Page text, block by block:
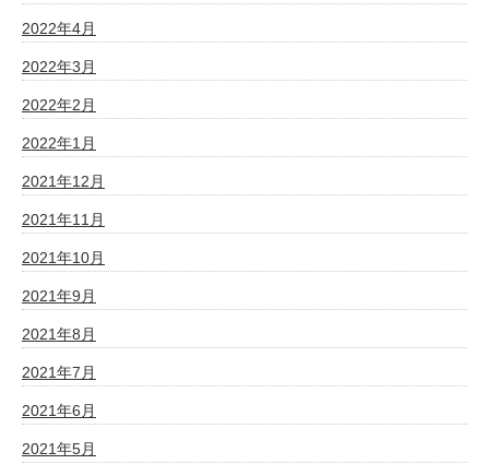
2022年4月
2022年3月
2022年2月
2022年1月
2021年12月
2021年11月
2021年10月
2021年9月
2021年8月
2021年7月
2021年6月
2021年5月